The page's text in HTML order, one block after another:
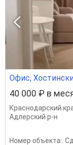
Офис,
40 000 ₽ в
Краснодарский
Адлерский р-н
Номер объекта:.